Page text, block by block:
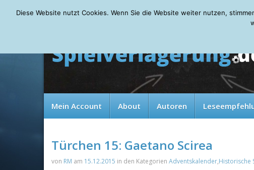
Friday, 07.08.2026
Mein Account About Autoren
Türchen 15: Gaetano Scirea
von RM am 15.12.2015 in den Kategorien Adventskalender,Historische
Diese Website nutzt Cookies. Wenn Sie die Website weiter nutzen,